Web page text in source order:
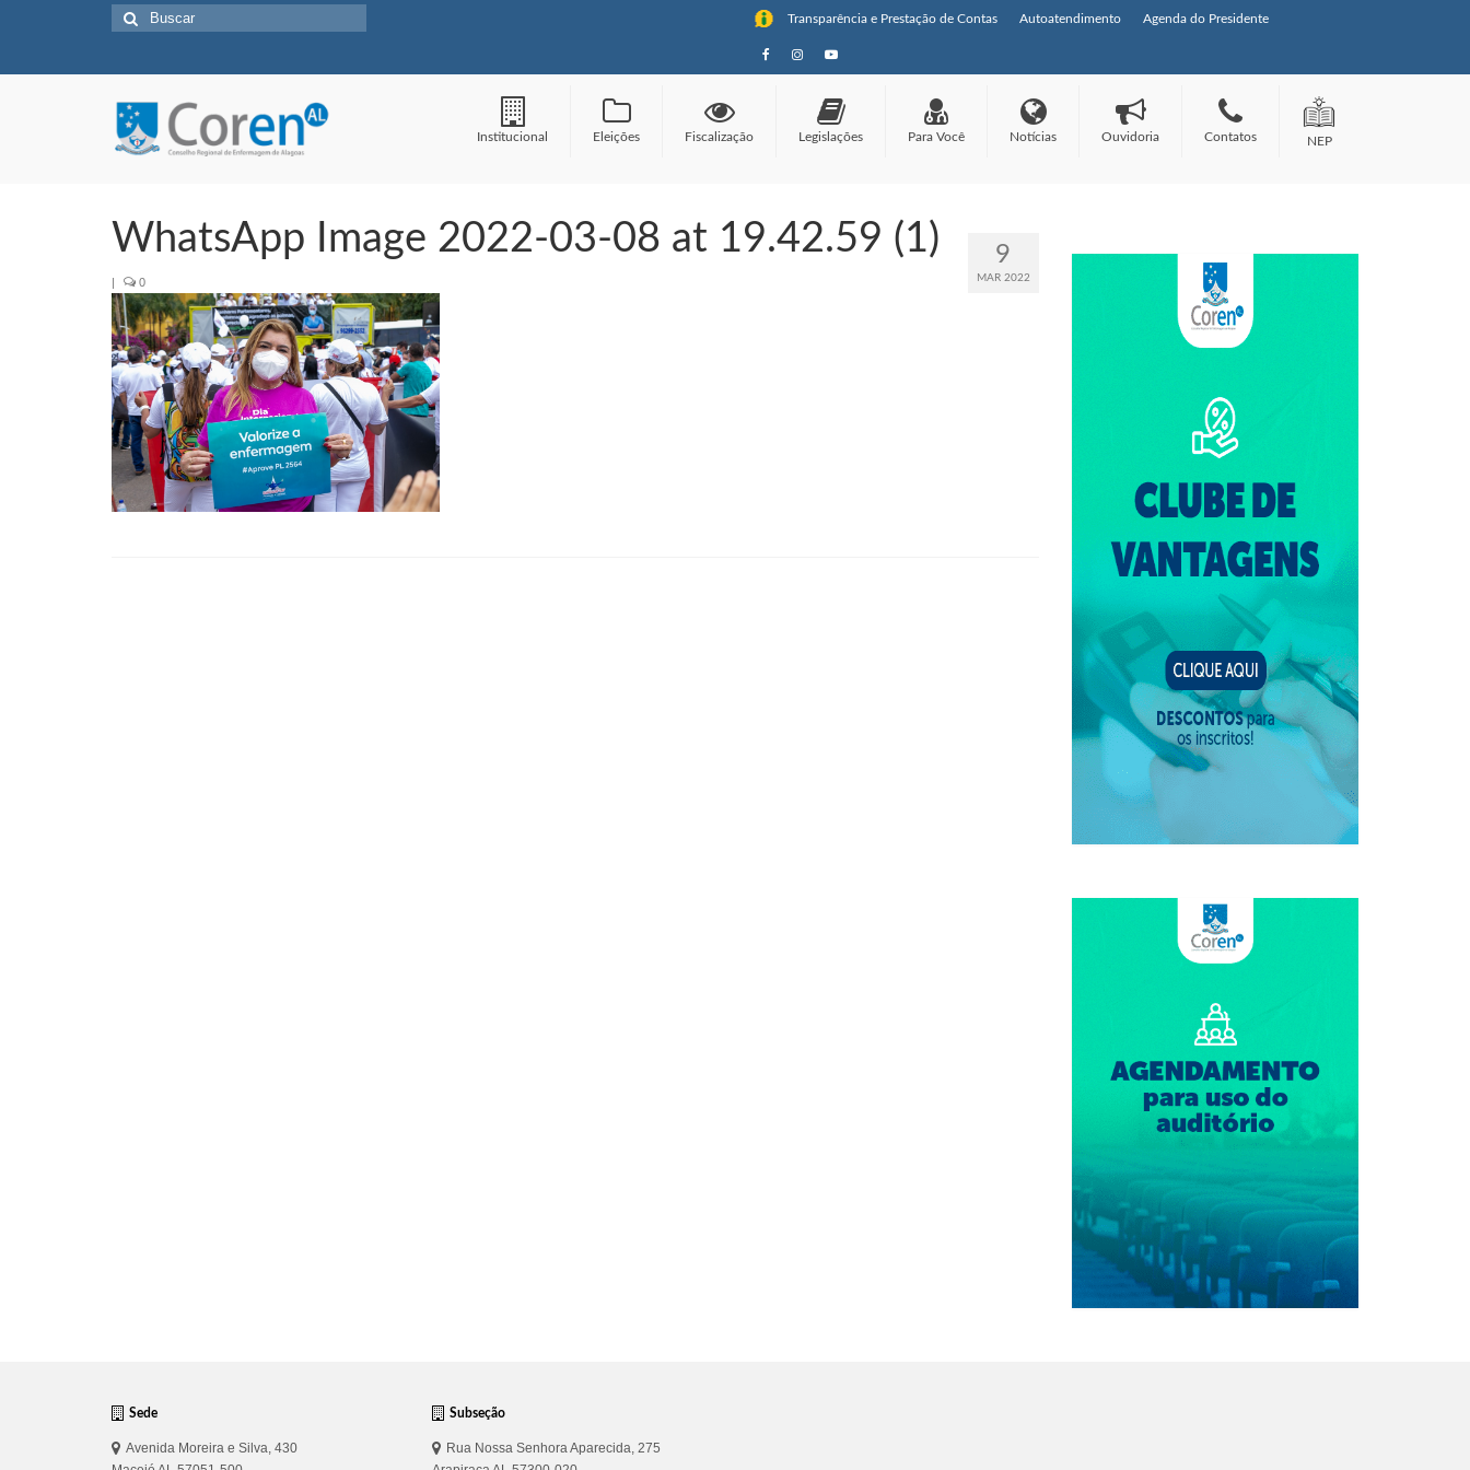
Transparência e Prestação de Contas Autoatendimento Agenda do Presidente
Buscar
por:
Institucional Eleições Fiscalização Legislações Para Você Notícias Ouvidoria Contatos NEP
9
MAR 2022
WhatsApp Image 2022-03-08 at 19.42.59 (1)
| 0
Sede
Avenida Moreira e Silva, 430
Subseção
Rua Nossa Senhora Aparecida, 275